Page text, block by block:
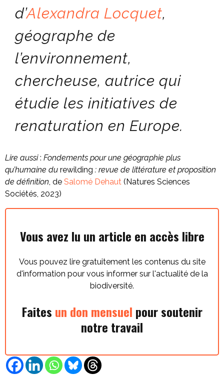
d’Alexandra Locquet,
géographe de
l’environnement,
chercheuse, autrice qui
étudie les initiatives de
renaturation en Europe.
Lire aussi: Fondements pour une géographie plus
qu’humaine du rewilding : revue de littérature et proposition
de définition, de Salomé Dehaut (Natures Sciences
Sociétés, 2023)
Vous avez lu un article en accès libre
Vous pouvez lire gratuitement les contenus du site
d'information pour vous informer sur l'actualité de la
biodiversité.
Faites un don mensuel pour soutenir
notre travail